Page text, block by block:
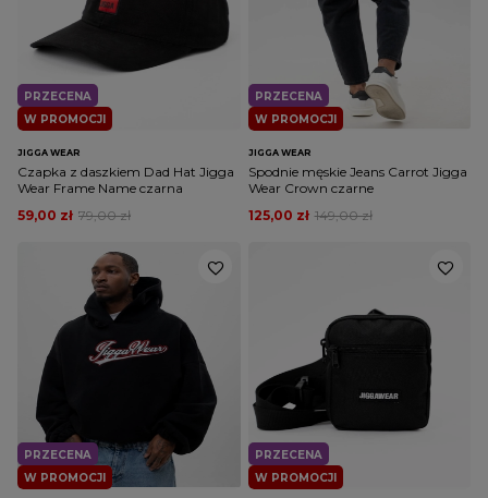
W PROMOCJI
PRZECENA
JIGGA WEAR
Czapka z daszkiem Dad Hat Jigga
Wear Frame Name czarna
79,00 zł
59,00 zł
W PROMOCJI
PRZECENA
JIGGA WEAR
Spodnie męskie Jeans Carrot Jigga
Wear Crown czarne
149,00 zł
125,00 zł
W PROMOCJI
PRZECENA
W PROMOCJI
PRZECENA